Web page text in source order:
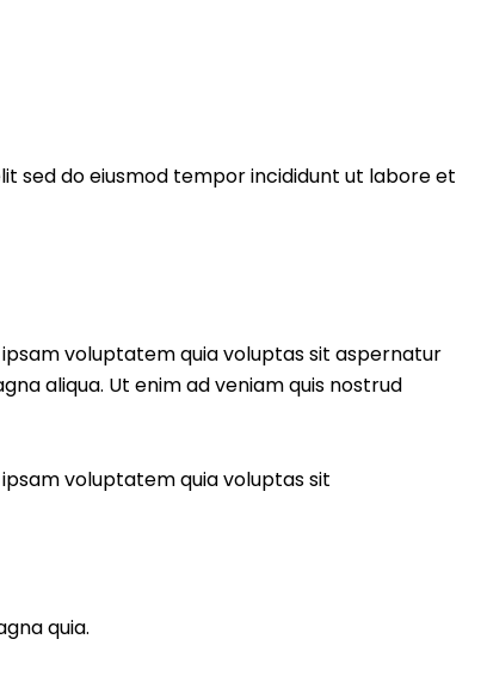
sed do eiusmod tempor incididunt ut labore et
voluptatem quia voluptas sit aspernatur
aliqua. Ut enim ad veniam quis nostrud
voluptatem quia voluptas sit
quia.